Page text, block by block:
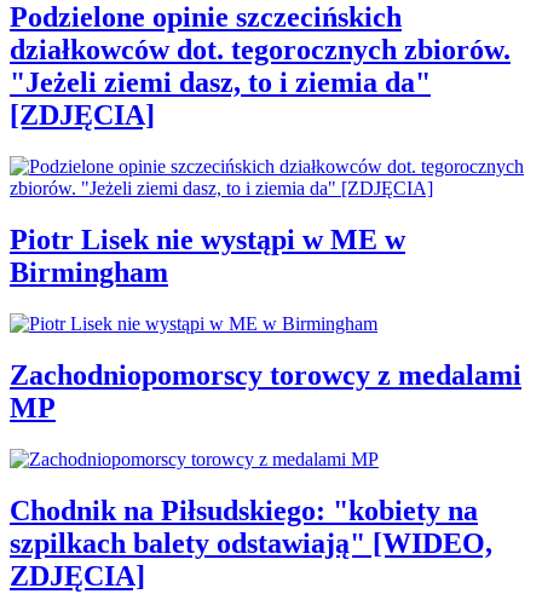
Podzielone opinie szczecińskich
działkowców dot. tegorocznych zbiorów.
"Jeżeli ziemi dasz, to i ziemia da"
[ZDJĘCIA]
Piotr Lisek nie wystąpi w ME w
Birmingham
Zachodniopomorscy torowcy z medalami
MP
Chodnik na Piłsudskiego: "kobiety na
szpilkach balety odstawiają" [WIDEO,
ZDJĘCIA]